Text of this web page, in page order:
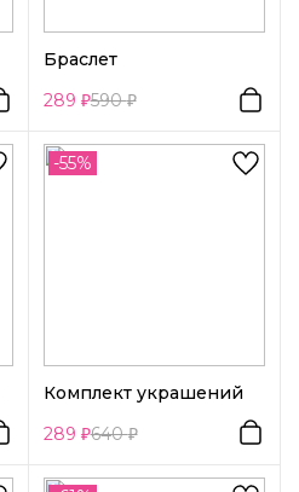
Браслет
289
590
-55%
Комплект украшений
289
640